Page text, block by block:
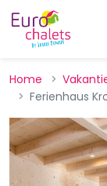
Home
Ferienhaus